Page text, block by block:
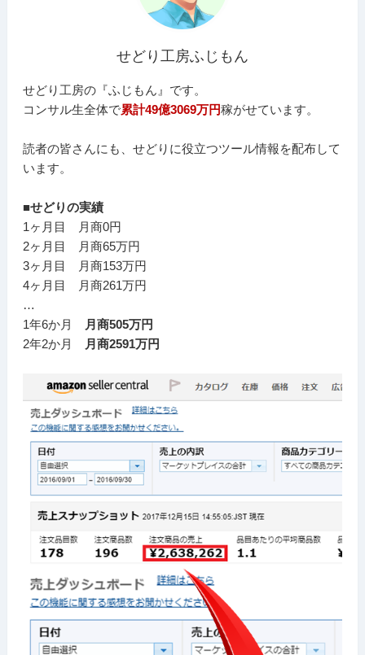
せどり工房ふじもん
せどり工房の『ふじもん』です。
コンサル生全体で累計49億3069万円稼がせています。
読者の皆さんにも、せどりに役立つツール情報を配布して
います。
■せどりの実績
1ヶ月目 月商0円
2ヶ月目 月商65万円
3ヶ月目 月商153万円
4ヶ月目 月商261万円
…
1年6か月
月商505万円
2年2か月
月商2591万円